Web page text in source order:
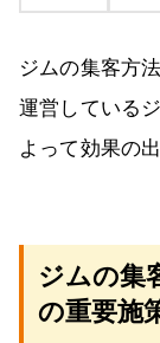
ジムの集客方
運営している
よって効果の
ジムの集
の重要施